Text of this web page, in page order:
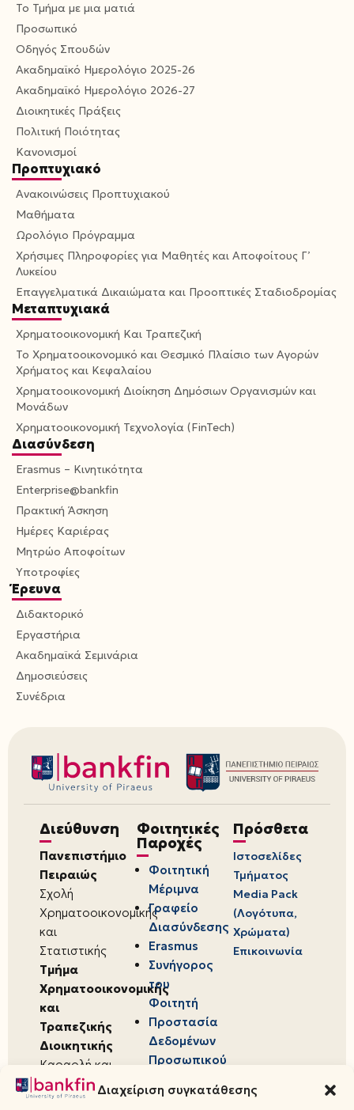
Διαχείριση συγκατάθεσης
Το Τμήμα με μια ματιά
Προσωπικό
Οδηγός Σπουδών
Ακαδημαϊκό Ημερολόγιο 2025-26
Ακαδημαϊκό Ημερολόγιο 2026-27
Διοικητικές Πράξεις
Πολιτική Ποιότητας
Κανονισμοί
Προπτυχιακό
Ανακοινώσεις Προπτυχιακού
Μαθήματα
Ωρολόγιο Πρόγραμμα
Χρήσιμες Πληροφορίες για Μαθητές και Αποφοίτους Γ’
Λυκείου
Επαγγελματικά Δικαιώματα και Προοπτικές Σταδιοδρομίας
Μεταπτυχιακά
Χρηματοοικονομική Και Τραπεζική
Το Χρηματοοικονομικό και Θεσμικό Πλαίσιο των Αγορών
Χρήματος και Κεφαλαίου
Χρηματοοικονομική Διοίκηση Δημόσιων Οργανισμών και
Μονάδων
Χρηματοοικονομική Τεχνολογία (FinTech)
Διασύνδεση
Erasmus – Κινητικότητα
Enterprise@bankfin
Πρακτική Άσκηση
Ημέρες Καριέρας
Μητρώο Αποφοίτων
Υποτροφίες
Έρευνα
Διδακτορικό
Εργαστήρια
Ακαδημαϊκά Σεμινάρια
Δημοσιεύσεις
Συνέδρια
Διεύθυνση
Πανεπιστήμιο
Πειραιώς
Σχολή
Χρηματοοικονομικής
και
Στατιστικής
Τμήμα
Χρηματοοικονομικής
και
Τραπεζικής
Διοικητικής
Καραολή και
Δημητρίου 80,
18534,
Φοιτητικές
Παροχές
Φοιτητική
Μέριμνα
Γραφείο
Διασύνδεσης
Erasmus
Συνήγορος
του
Φοιτητή
Προστασία
Δεδομένων
Προσωπικού
Πρόσθετα
Ιστοσελίδες
Τμήματος
Media Pack
(Λογότυπα,
Χρώματα)
Επικοινωνία